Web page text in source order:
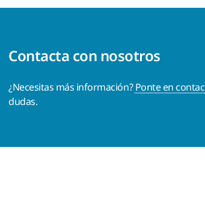
Contacta con nosotros
¿Necesitas más información?Ponte en
dudas.